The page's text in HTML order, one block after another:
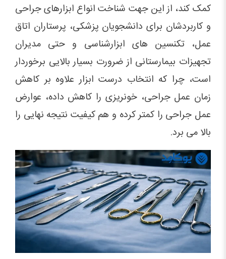
کمک کند، از این جهت شناخت انواع ابزارهای جراحی
و کاربردشان برای دانشجویان پزشکی، پرستاران اتاق
عمل، تکنسین های ابزارشناسی و حتی مدیران
تجهیزات بیمارستانی از ضرورت بسیار بالایی برخوردار
است، چرا که انتخاب درست ابزار علاوه بر کاهش
زمان عمل جراحی، خونریزی را کاهش داده، عوارض
عمل جراحی را کمتر کرده و هم کیفیت نتیجه نهایی را
بالا می برد.